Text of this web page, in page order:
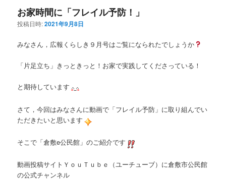
お家時間に「フレイル予防！」
投稿日時:2021年9月8日
みなさん，広報くらしき９月号はご覧になられたでしょうか
「片足立ち」きっときっと！お家で実践してくださっている！
と期待しています
さて，今回はみなさんに動画で「フレイル予防」に取り組んでい
ただきたいと思います
そこで「倉敷e公民館」のご紹介です
動画投稿サイトＹｏｕＴｕｂｅ（ユーチューブ）に倉敷市公民館
の公式チャンネル